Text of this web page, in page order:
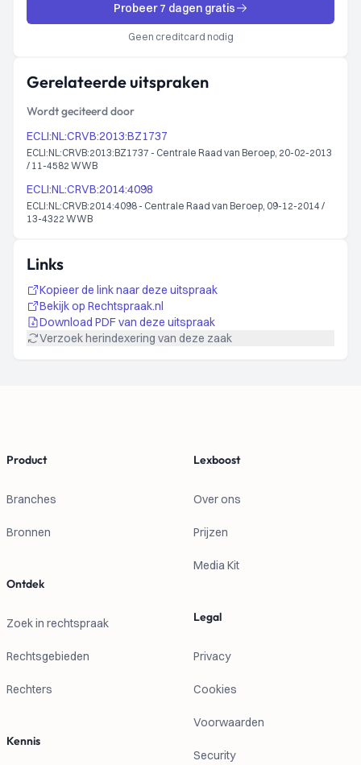
Probeer 7 dagen gratis
Geen creditcard nodig
Gerelateerde uitspraken
Wordt geciteerd door
ECLI:NL:CRVB:2013:BZ1737
ECLI:NL:CRVB:2013:BZ1737 - Centrale Raad van Beroep, 20-02-2013
/ 11-4582 WWB
ECLI:NL:CRVB:2014:4098
ECLI:NL:CRVB:2014:4098 - Centrale Raad van Beroep, 09-12-2014 /
13-4322 WWB
Links
Kopieer de link naar deze uitspraak
Bekijk op Rechtspraak.nl
Download PDF van deze uitspraak
Verzoek herindexering van deze zaak
Product
Branches
Bronnen
Ontdek
Zoek in rechtspraak
Rechtsgebieden
Rechters
Kennis
Lexboost
Over ons
Prijzen
Media Kit
Legal
Privacy
Cookies
Voorwaarden
Security